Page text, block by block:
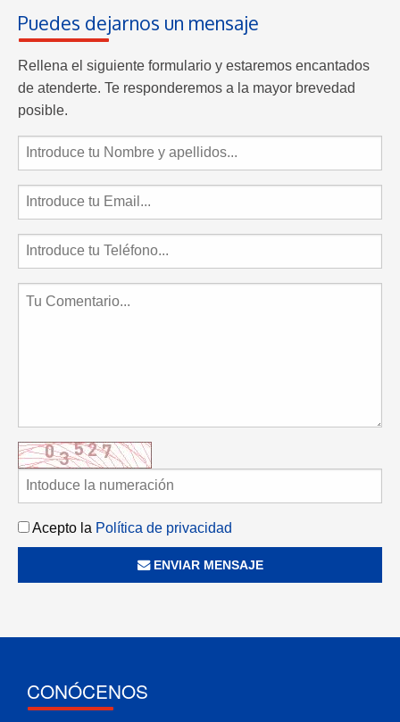
Puedes dejarnos un mensaje
Rellena el siguiente formulario y estaremos encantados
de atenderte. Te responderemos a la mayor brevedad
posible.
Acepto la Política de privacidad
ENVIAR MENSAJE
CONÓCENOS